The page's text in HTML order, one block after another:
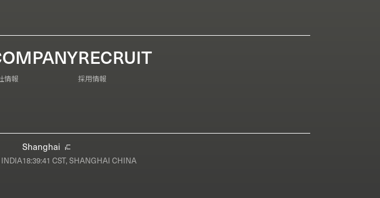
情報
RECRUIT
採用情報
INDIA
Shanghai
18:39:43 CST, SHANGHAI CHINA